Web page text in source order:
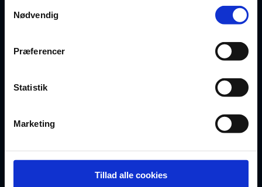
Nødvendig
Præferencer
Statistik
Marketing
Tillad alle cookies
Opret gratis profil
Vælg abonnement